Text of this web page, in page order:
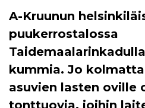
A-Kruunun
puukerrostalossa
kummia. Jo
asuvien lasten oville
tonttuovia, joihin